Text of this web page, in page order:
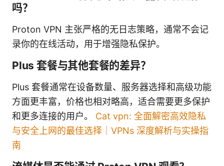
吗？
Proton VPN 主张严格的无日志策略，通常不会记
录你的在线活动，用于增强隐私保护。
Plus 套餐与其他套餐的差异？
Plus 套餐通常在设备数量、服务器选择和高级功能
方面更丰富，价格也相对略高，适合需要更多保护
和更多连接的用户。 Cat vpn: 全面解密高效隐私
与安全上网的最佳选择｜VPNs 深度解析与实操指
南